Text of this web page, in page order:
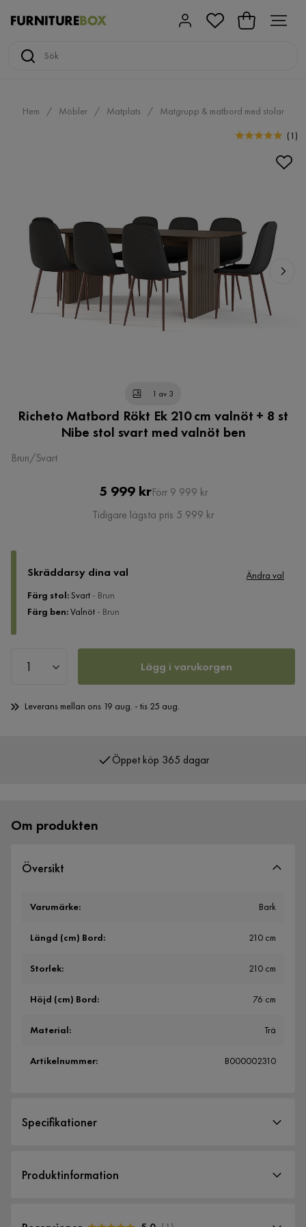
Hem Möbler Matplats
Matgrupp & matbord med stolar
(1 )
1 av 3
Richeto Matbord Rökt Ek 210 cm valnöt + 8 st
Nibe stol svart med valnöt ben
Brun/Svart
Pris
5 999 krOriginal
Pris
Förr 9 999 kr
Tidigare lägsta pris 5 999 kr
Skräddarsy dina val
Ändra val
Färg stol:Svart - Brun
Färg ben:Valnöt - Brun
Lägg i varukorgen
Leverans mellan ons 19 aug. - tis 25 aug.
Om produkten
Översikt
Varumärke: Bark
Längd (cm) Bord: 210 cm
Storlek: 210 cm
Höjd (cm) Bord: 76 cm
Material: Trä
Artikelnummer: B000002310
Specifikationer
Storlek
Produktinformation